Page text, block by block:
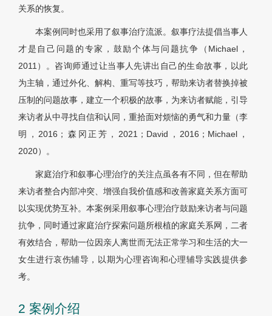
关系的恢复。
本案例同时也采用了叙事治疗流派。叙事疗法提倡当事人
才是自己问题的专家，鼓励个体与问题抗争（Michael，
2011）。咨询师通过让当事人先讲出自己的生命故事，以此
为主轴，通过外化、解构、重写等技巧，帮助来访者替换掉被
压制的问题故事，建立一个积极的故事，为来访者赋能，引导
来访者从中寻找自信和认同，重拾面对烦恼的勇气和力量（李
明，2016；森冈正芳，2021；David，2016；Michael，
2020）。
家庭治疗和叙事心理治疗的关注点虽各有不同，但在帮助
来访者整合内部冲突、增强自我价值感和改善家庭关系方面可
以实现优势互补。本案例采用叙事心理治疗鼓励来访者与问题
抗争，同时通过家庭治疗探索问题所根植的家庭关系网，二者
有效结合，帮助一位因亲人离世而无法正常学习和生活的大一
女生进行哀伤辅导，以期为心理咨询和心理辅导实践提供参
考。
2 案例介绍